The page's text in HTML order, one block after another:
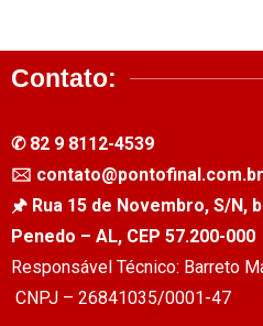
Contato:
✆ 82 9 8112-4539
🖂 contato@pontofinal.com.br
🖈 Rua 15 de Novembro, S/N,
Penedo – AL, CEP 57.200-000
Responsável Técnico: Barreto
CNPJ – 26841035/0001-47